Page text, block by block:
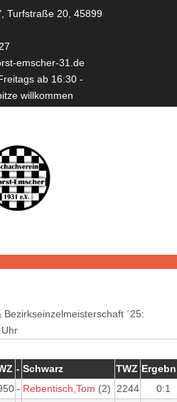
Turfstraße 20, 45899
emscher-31.de
ab 16:30 -
willkommen
´25:
- Schwarz TWZ
- Rebentisch,Tom (2) 2244 0:1